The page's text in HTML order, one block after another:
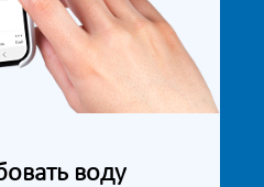
воду